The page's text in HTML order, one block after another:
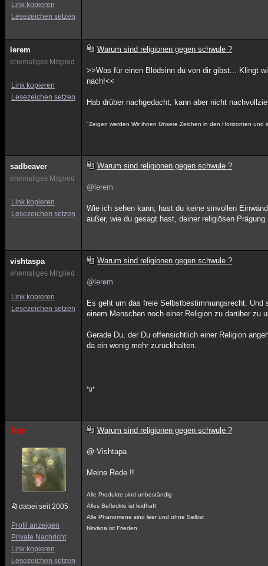
Link kopieren
Lesezeichen setzen
lerem
ehemaliges Mitglied
Link kopieren
Lesezeichen setzen
Warum sind religionen gegen schwule ?
>>Was für einen Blödsinn du von dir gibst... Klingt
nach!<<
Hab drüber nachgedacht, kann aber nicht
"Zeigen werden Wir ihnen Unsere Zeichen in den Horizonten und
sadbeaver
ehemaliges Mitglied
Link kopieren
Lesezeichen setzen
Warum sind religionen gegen schwule ?
@lerem
Wie ich sehen kann, hast du keine sinvollen
außer, wie du gesagt hast, deiner religiösen
vishtaspa
ehemaliges Mitglied
Link kopieren
Lesezeichen setzen
Warum sind religionen gegen schwule ?
@lerem
Es geht um das freie Selbstbestimmungsrecht.
einem Menschen noch einer Religion zu darüber zu
Gerade Du, der Du offensichtlich einer Religion
da ein wenig mehr zurückhalten.
*g*
Tron
dabei seit 2005
Profil anzeigen
Private Nachricht
Link kopieren
Lesezeichen setzen
Warum sind religionen gegen schwule ?
@ Vishtapa
Meine Rede !!
Alle Produkte sind unbeständig
Alles Befleckte ist leidhaft
Alle Phänomene sind leer und ohne Selbst
Nirvāna ist Frieden